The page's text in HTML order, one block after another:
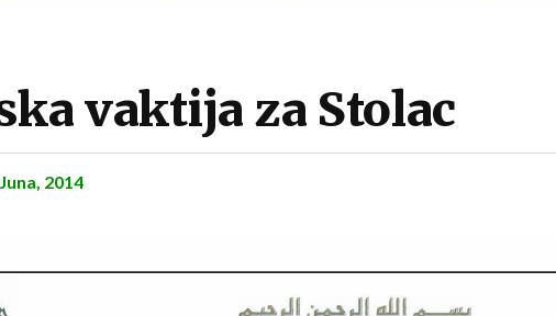
vaktija za Stolac
2014